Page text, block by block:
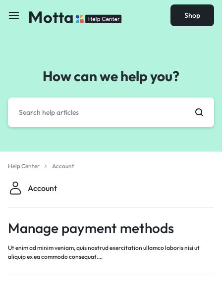
Shop
How can we help you?
Help Center Account
Account
Manage payment methods
Ut enim ad minim veniam, quis nostrud exercitation ullamco laboris nisi ut
aliquip ex ea commodo consequat.…